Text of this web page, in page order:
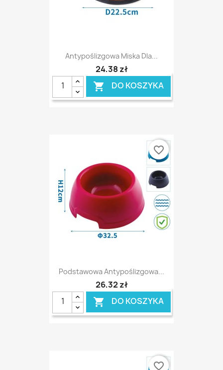
Antypoślizgowa Miska Dla...
24,38 zł
 DO KOSZYKA
Podstawowa Antypoślizgowa...
26,32 zł
 DO KOSZYKA
favorite_border
favorite_border